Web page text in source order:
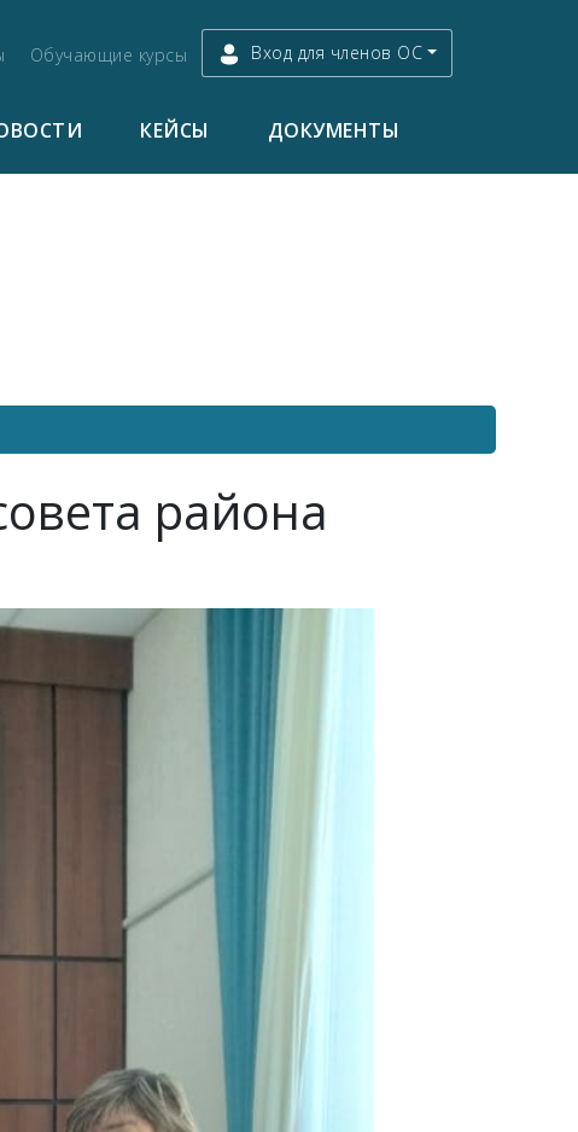
Обучающие курсы Вход для членов ОС
КЕЙСЫ ДОКУМЕНТЫ
района